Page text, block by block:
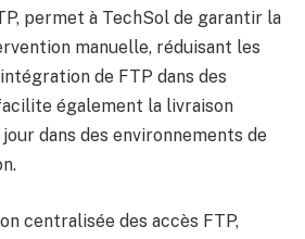
permet à TechSol de garantir la
manuelle, réduisant les
de FTP dans des
également la livraison
dans des environnements de
centralisée des accès FTP,